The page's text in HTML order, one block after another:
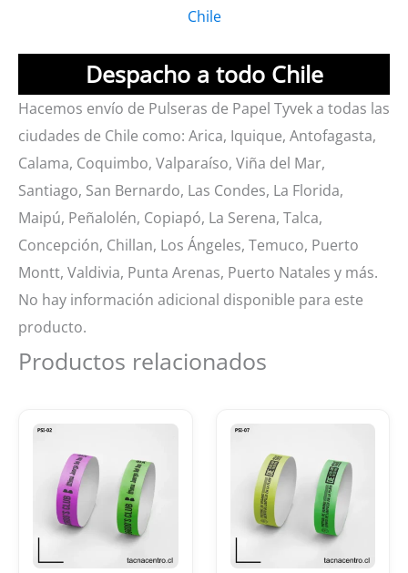
Chile
Despacho a todo Chile
Hacemos envío de Pulseras de Papel Tyvek a todas las
ciudades de Chile como: Arica, Iquique, Antofagasta,
Calama, Coquimbo, Valparaíso, Viña del Mar,
Santiago, San Bernardo, Las Condes, La Florida,
Maipú, Peñalolén, Copiapó, La Serena, Talca,
Concepción, Chillan, Los Ángeles, Temuco, Puerto
Montt, Valdivia, Punta Arenas, Puerto Natales y más.
No hay información adicional disponible para este
producto.
Productos relacionados